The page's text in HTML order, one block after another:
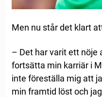
Men nu står det klart
– Det har varit ett nöje
fortsätta min karriär i
inte föreställa mig att
min framtid löst och